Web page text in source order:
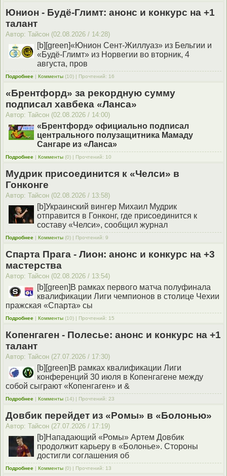
Юнион - Будё-Глимт: анонс и конкурс на +1
талант
Автор: Тайсон (02.08.2026 / 14:28)
[b][green]«Юнион Сент-Жиллуаз» из Бельгии и
«Будё-Глимт» из Норвегии во вторник, 4
августа, пров
Подробнее | Комменты (10) | Прочтений: 16
«Брентфорд» за рекордную сумму
подписал хавбека «Ланса»
Автор: Тайсон (02.08.2026 / 14:00)
«Брентфорд» официально подписал
центрального полузащитника Мамаду
Сангаре из «Ланса»
Подробнее | Комменты (0) | Прочтений: 10
Мудрик присоединится к «Челси» в
Гонконге
Автор: Тайсон (02.08.2026 / 13:58)
[b]Украинский вингер Михаил Мудрик
отправится в Гонконг, где присоединится к
составу «Челси», сообщил журнал
Подробнее | Комменты (0) | Прочтений: 9
Спарта Прага - Лион: анонс и конкурс на +3
мастерства
Автор: Тайсон (02.08.2026 / 13:54)
[b][green]В рамках первого матча полуфинала
квалификации Лиги чемпионов в столице Чехии
пражская «Спарта» сы
Подробнее | Комменты (10) | Прочтений: 15
Копенгаген - Полесье: анонс и конкурс на +1
талант
Автор: Тайсон (27.07.2026 / 17:30)
[b][green]В рамках квалификации Лиги
конференций 30 июля в Копенгагене между
собой сыграют «Копенгаген» и &
Подробнее | Комменты (14) | Прочтений: 23
Довбик перейдет из «Ромы» в «Болонью»
Автор: Тайсон (27.07.2026 / 17:19)
[b]Нападающий «Ромы» Артем Довбик
продолжит карьеру в «Болонье». Стороны
достигли соглашения об
Подробнее | Комменты (0) | Прочтений: 13